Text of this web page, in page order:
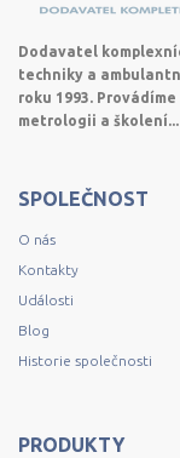
Dodavatel
techniky a
roku 1993.
metrologii a školení...
SPOLEČNOST
O nás
Kontakty
Události
Blog
Historie společnosti
PRODUKTY